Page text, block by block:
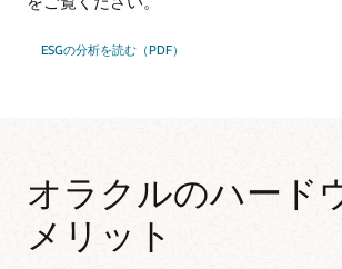
ESGの分析を読む（PDF）
オラクルのハード
メリット